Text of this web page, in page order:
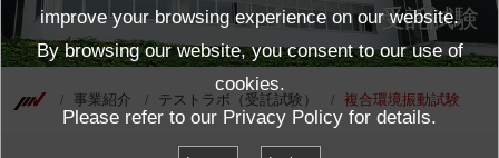
受託試験
事業紹介 テストラボ（受託試験） 複合環境振動試験
improve your browsing experience on our website.
By browsing our website, you consent to our use of
cookies.
Please refer to our Privacy Policy for details.